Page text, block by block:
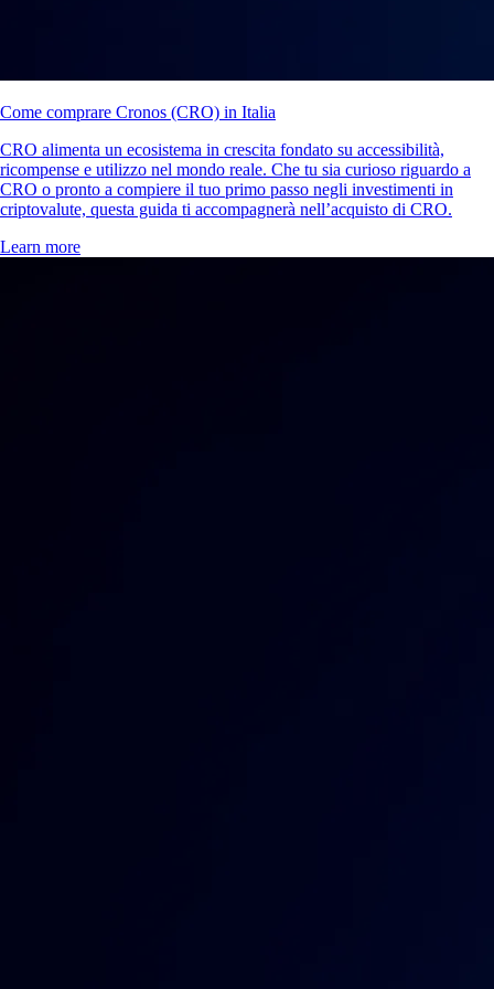
Come comprare Cronos (CRO) in Italia
CRO alimenta un ecosistema in crescita fondato su accessibilità,
ricompense e utilizzo nel mondo reale. Che tu sia curioso riguardo a
CRO o pronto a compiere il tuo primo passo negli investimenti in
criptovalute, questa guida ti accompagnerà nell’acquisto di CRO.
Learn more